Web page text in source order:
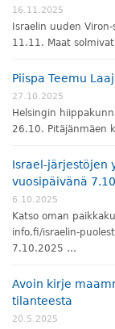
16.11.2025
Israelin uuden
11.11. Maat
Piispa Teemu
27.10.2025
Helsingin
26.10. Pitäjänmäen
Israel-järjestöjen
vuosipäivänä
6.10.2025
Katso oman
info.fi/israelin-
7.10.2025 …
Avoin kirje
tilanteesta
20.5.2025